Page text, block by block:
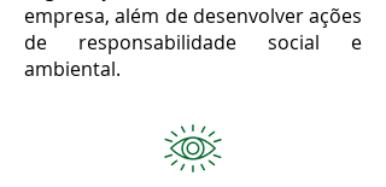
empresa, além de desenvolver ações
de responsabilidade social e
ambiental.